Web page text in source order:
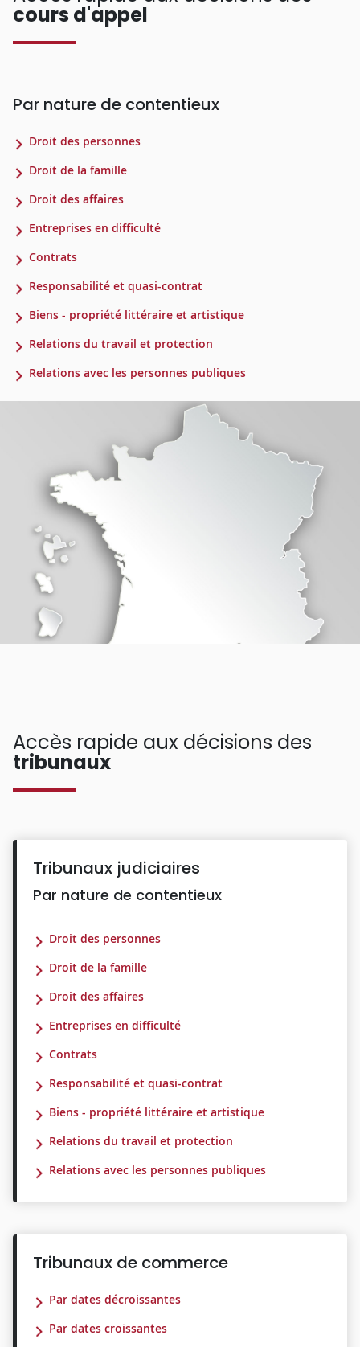
cours d'appel
Par nature de contentieux
Droit des personnes
Droit de la famille
Droit des affaires
Entreprises en difficulté
Contrats
Responsabilité et quasi-contrat
Biens - propriété littéraire et artistique
Relations du travail et protection
Relations avec les personnes publiques
Accès rapide aux décisions des
tribunaux
Tribunaux judiciaires
Par nature de contentieux
Droit des personnes
Droit de la famille
Droit des affaires
Entreprises en difficulté
Contrats
Responsabilité et quasi-contrat
Biens - propriété littéraire et artistique
Relations du travail et protection
Relations avec les personnes publiques
Tribunaux de commerce
Par dates décroissantes
Par dates croissantes